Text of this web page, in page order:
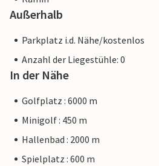
Außerhalb
Parkplatz i.d. Nähe/kostenlos
Anzahl der Liegestühle: 0
In der Nähe
Golfplatz : 6000 m
Minigolf : 450 m
Hallenbad : 2000 m
Spielplatz : 600 m